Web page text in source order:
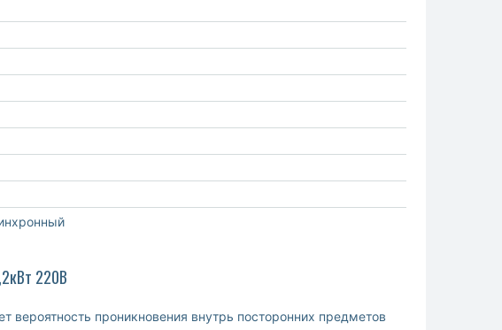
220В
проникновения внутрь посторонних предметов